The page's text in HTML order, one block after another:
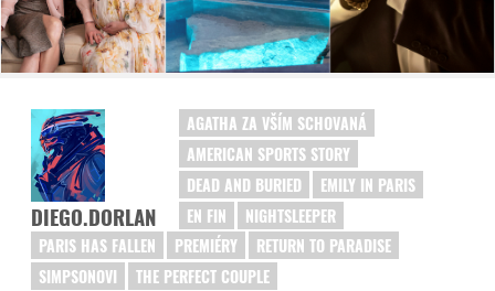
DIEGO.DORLAN
AGATHA ZA VŠÍM SCHOVANÁ
AMERICAN SPORTS STORY
DEAD AND BURIED
EMILY IN PARIS
EN FIN
NIGHTSLEEPER
PARIS HAS FALLEN
PREMIÉRY
RETURN TO PARADISE
SIMPSONOVI
THE PERFECT COUPLE